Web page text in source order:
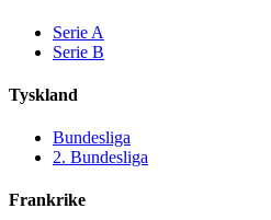
Serie A
Serie B
Tyskland
Bundesliga
2. Bundesliga
Frankrike